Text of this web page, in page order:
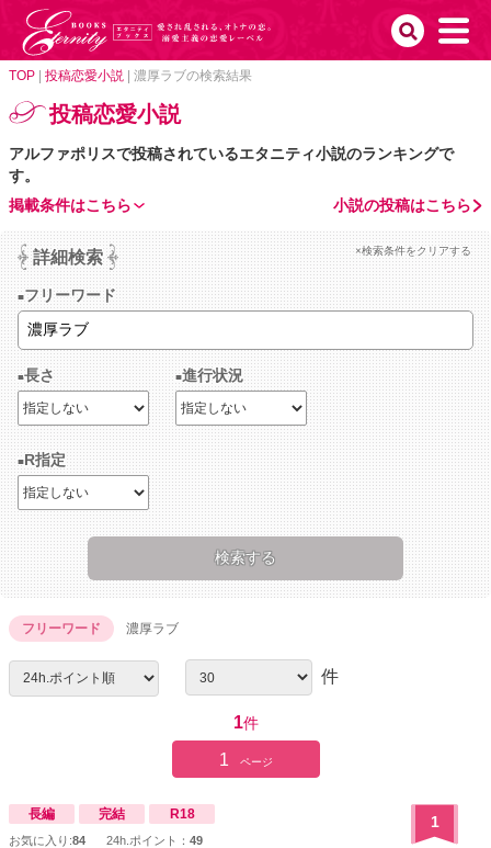
TOP 投稿恋愛小説 濃厚ラブの検索結果
投稿恋愛小説
アルファポリスで投稿されているエタニティ小説のランキングで
す。
小説の投稿はこちら
掲載条件はこちら
詳細検索 ×検索条件をクリアする
フリーワード
長さ 進行状況
R指定
フリーワード 濃厚ラブ
件
1件
1 ページ
長編 完結 R18
お気に入り:84 24h.ポイント： 49
1